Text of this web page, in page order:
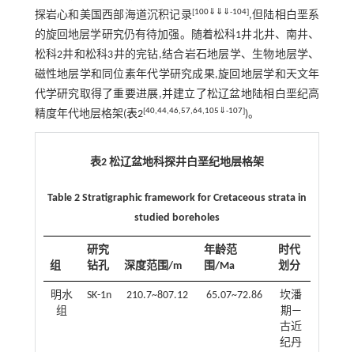
探岩心和美国西部海道沉积记录[100⇓ ⇓ ⇓-104],但陆相白垩系
的旋回地层学研究仍有待加强。随着松科1井北井、南井、
松科2井和松科3井的完钻,结合岩石地层学、生物地层学、
磁性地层学和同位素年代学研究成果,旋回地层学和天文年
代学研究取得了重要进展,并建立了松辽盆地陆相白垩纪高
精度年代地层格架(表2[40,44,46,57,64,105 ⇓-107])。
表2 松辽盆地科探井白垩纪地层格架
Table 2 Stratigraphic framework for Cretaceous strata in
studied boreholes
组
研究
钻孔
深度范围/m
年龄范
围/Ma
时代
划分
明水
组
SK-1n 210.7~807.12 65.07~72.86
坎潘
期—
古近
纪丹